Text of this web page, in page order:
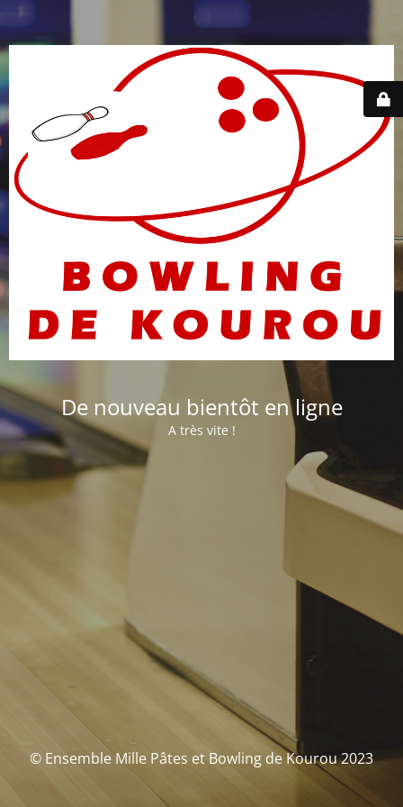
De nouveau bientôt en ligne
A très vite !
© Ensemble Mille Pâtes et Bowling de Kourou 2023